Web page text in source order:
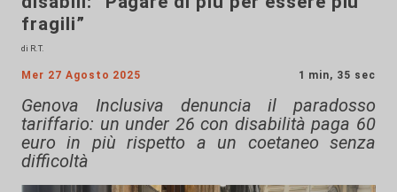
fragili”
di R.T.
Mer 27 Agosto 2025 1 min, 35 sec
Genova Inclusiva denuncia il paradosso
tariffario: un under 26 con disabilità paga 60
euro in più rispetto a un coetaneo senza
difficoltà